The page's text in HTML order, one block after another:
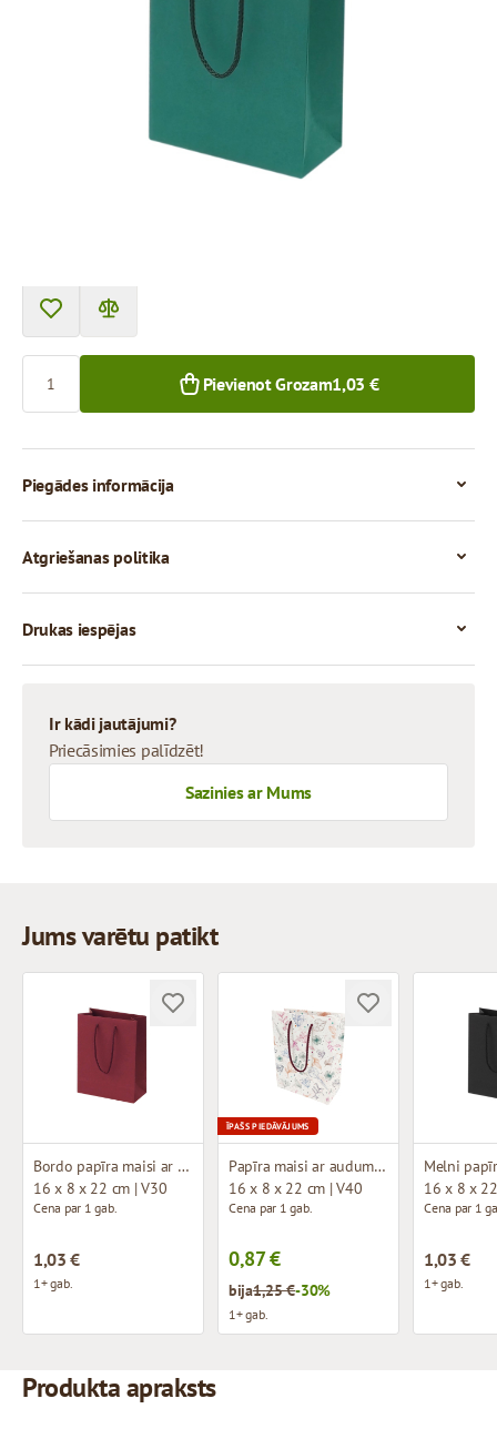
tumši zaļš, matēts papīrs
Pievienot Grozam1,03 €
Piegādes informācija
Atgriešanas politika
Drukas iespējas
Ir kādi jautājumi?
Priecāsimies palīdzēt!
Sazinies ar Mums
Jums varētu patikt
Bordo papīra maisi ar auduma rokturiem
16 x 8 x 22 cm | V30
Cena par 1 gab.
1,03 €
1+ gab.
ĪPAŠS PIEDĀVĀJUMS
Papīra maisi ar auduma rokturiem un dizainu
16 x 8 x 22 cm | V40
Cena par 1 gab.
0,87 €
bija1,25 €-30%
1+ gab.
16 x 8 x
Cena par 1
1,03 €
1+ gab.
Produkta apraksts